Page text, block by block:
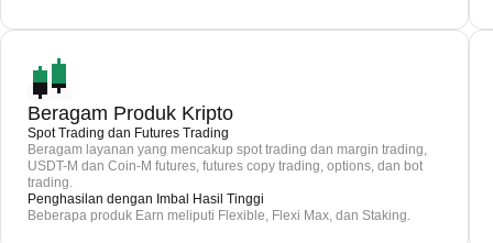
Beragam Produk Kripto
Spot Trading dan Futures Trading
Beragam layanan yang mencakup spot trading dan margin trading,
USDT-M dan Coin-M futures, futures copy trading, options, dan bot
trading.
Penghasilan dengan Imbal Hasil Tinggi
Beberapa produk Earn meliputi Flexible, Flexi Max, dan Staking.